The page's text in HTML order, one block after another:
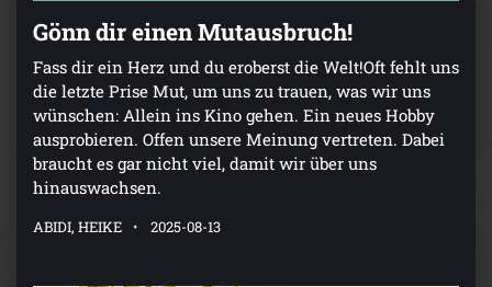
Gönn dir einen Mutausbruch!
Fass dir ein Herz und du eroberst die Welt!Oft fehlt uns
die letzte Prise Mut, um uns zu trauen, was wir uns
wünschen: Allein ins Kino gehen. Ein neues Hobby
ausprobieren. Offen unsere Meinung vertreten. Dabei
braucht es gar nicht viel, damit wir über uns
hinauswachsen.
ABIDI, HEIKE 2025-08-13